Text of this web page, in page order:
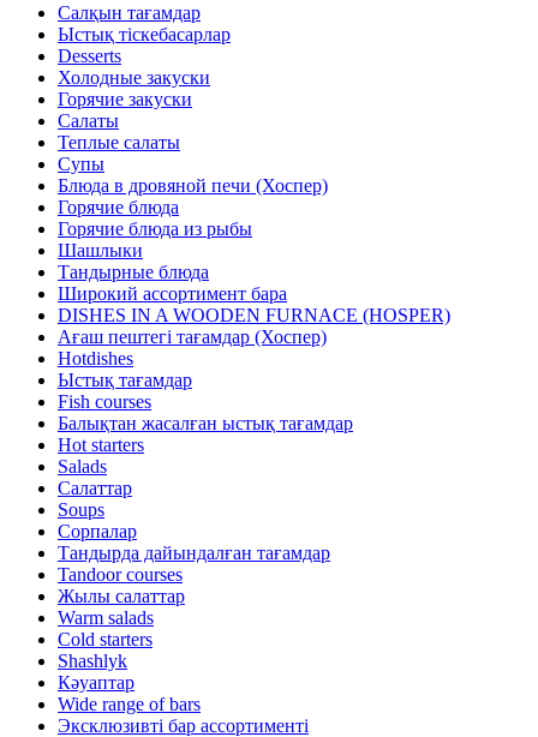
Салқын тағамдар
Ыстық тіскебасарлар
Desserts
Холодные закуски
Горячие закуски
Салаты
Теплые салаты
Супы
Блюда в дровяной печи (Хоспер)
Горячие блюда
Горячие блюда из рыбы
Шашлыки
Тандырные блюда
Широкий ассортимент бара
DISHES IN A WOODEN FURNACE (HOSPER)
Ағаш пештегі тағамдар (Хоспер)
Hotdishes
Ыстық тағамдар
Fish courses
Балықтан жасалған ыстық тағамдар
Hot starters
Salads
Салаттар
Soups
Сорпалар
Тандырда дайындалған тағамдар
Tandoor courses
Жылы салаттар
Warm salads
Cold starters
Shashlyk
Кәуаптар
Wide range of bars
Эксклюзивті бар ассортименті